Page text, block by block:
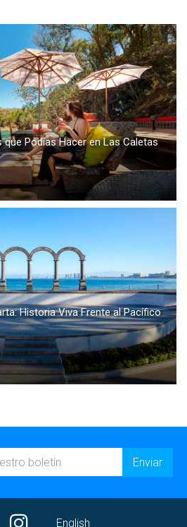
que Podías Hacer en Las Caletas
Historia Viva Frente al Pacífico
English